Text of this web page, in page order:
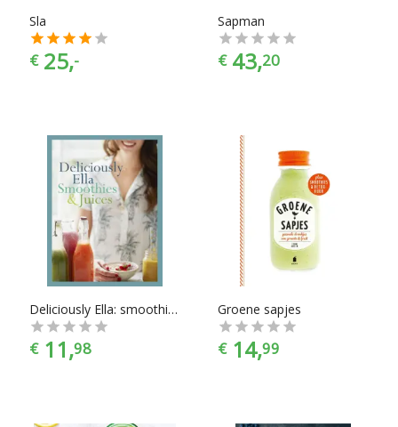
Sla
€ 25,-
Sapman
€ 43,20
Deliciously Ella: smoothies & juices
€ 11,98
Groene sapjes
€ 14,99